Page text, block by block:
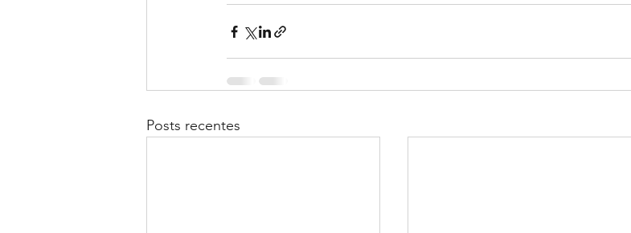
Posts recentes